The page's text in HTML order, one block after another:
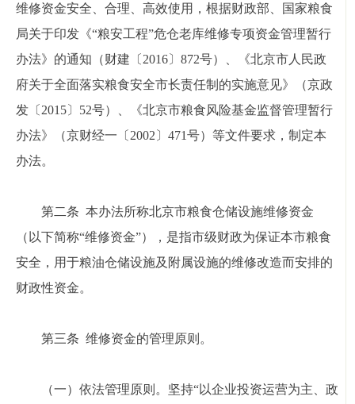
维修资金安全、合理、高效使用，根据财政部、国家粮食
局关于印发《“粮安工程”危仓老库维修专项资金管理暂行
办法》的通知（财建〔2016〕872号）、《北京市人民政
府关于全面落实粮食安全市长责任制的实施意见》（京政
发〔2015〕52号）、《北京市粮食风险基金监督管理暂行
办法》（京财经一〔2002〕471号）等文件要求，制定本
办法。
第二条 本办法所称北京市粮食仓储设施维修资金
（以下简称“维修资金”），是指市级财政为保证本市粮食
安全，用于粮油仓储设施及附属设施的维修改造而安排的
财政性资金。
第三条 维修资金的管理原则。
（一）依法管理原则。坚持“以企业投资运营为主、政